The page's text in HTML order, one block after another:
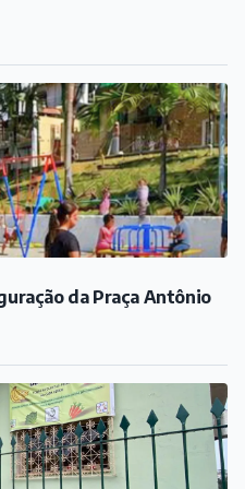
da Praça Antônio